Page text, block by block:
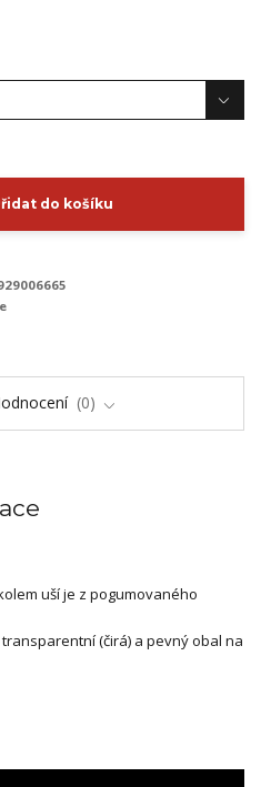
do košíku
0
uší je z pogumovaného
(čirá) a pevný obal na